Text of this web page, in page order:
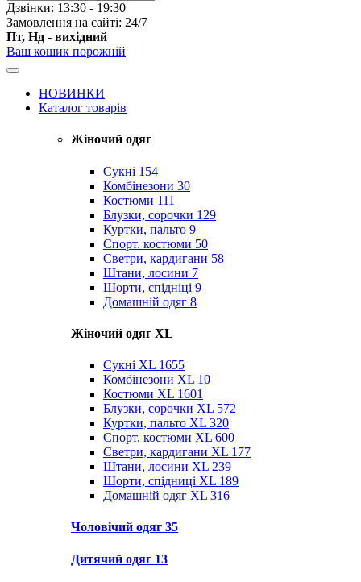
Дзвінки: 13:30 - 19:30
Замовлення на сайті: 24/7
Пт, Нд - вихідний
Ваш кошик порожній
НОВИНКИ
Каталог товарів
Жіночий одяг
Сукні 154
Комбінезони 30
Костюми 111
Блузки, сорочки 129
Куртки, пальто 9
Спорт. костюми 50
Светри, кардигани 58
Штани, лосини 7
Шорти, спідніці 9
Домашній одяг 8
Жіночий одяг XL
Cукні XL 1655
Комбінезони XL 10
Костюми XL 1601
Блузки, сорочки XL 572
Куртки, пальто XL 320
Спорт. костюми XL 600
Светри, кардигани XL 177
Штани, лосини XL 239
Шорти, спідниці XL 189
Домашній одяг XL 316
Чоловічий одяг 35
Дитячий одяг 13